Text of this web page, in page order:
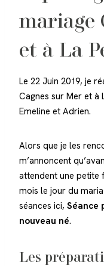
mariage
et à La
Le 22 Juin 2019, je
Cagnes sur Mer et à
Emeline et Adrien.
Alors que je les
m’annoncent
attendent une petite
mois le jour du
séances ici, Séance
nouveau né.
Les